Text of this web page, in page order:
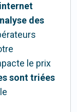
des
le prix
sont triées